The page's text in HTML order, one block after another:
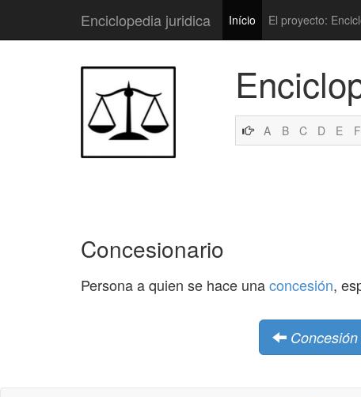
Enciclopedia juridica Início El proyecto:
A B C D E F
Concesionario
Persona a quien se hace unaconcesión,